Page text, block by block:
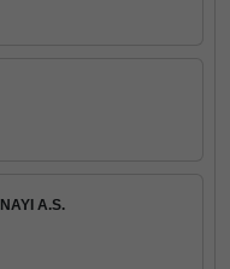
A.S.